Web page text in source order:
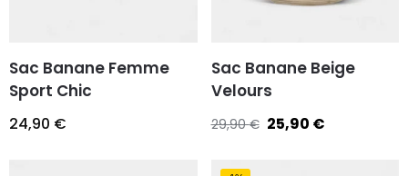
Sac Banane Femme
Sport Chic
24,90 €
Sac Banane Beige
Velours
29,90€ 25,90 €